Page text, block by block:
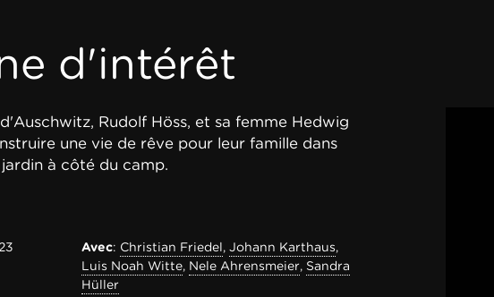
d'intérêt
Rudolf Höss, et sa femme Hedwig
une vie de rêve pour leur famille dans
à côté du camp.
Avec: Christian Friedel,Johann Karthaus,
Luis Noah Witte, Nele Ahrensmeier, Sandra
Hüller